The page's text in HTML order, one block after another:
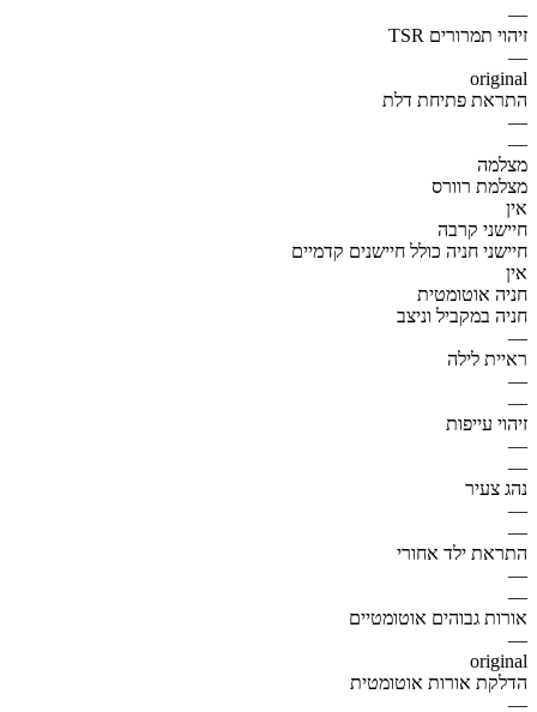
—
זיהוי תמרורים TSR
—
original
התראת פתיחת דלת
—
—
מצלמה
מצלמת רוורס
אין
חיישני קרבה
חיישני חניה כולל חיישנים קדמיים
אין
חניה אוטומטית
חניה במקביל וניצב
—
ראיית לילה
—
—
זיהוי עייפות
—
—
נהג צעיר
—
—
התראת ילד אחורי
—
—
אורות גבוהים אוטומטיים
—
original
הדלקת אורות אוטומטית
—